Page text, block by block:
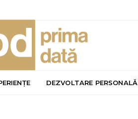
DEZVOLTARE PERSONALĂ